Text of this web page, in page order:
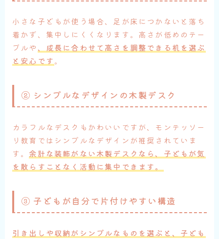
小さな子どもが使う場合、足が床につかないと落ち
着かず、集中しにくくなります。高さが低めのテー
ブルや、成長に合わせて高さを調整できる机を選ぶ
と安心です。
② シンプルなデザインの木製デスク
カラフルなデスクもかわいいですが、モンテッソー
リ教育ではシンプルなデザインが推奨されていま
す。 余計な装飾がない木製デスクなら、子どもが気
を散らすことなく活動に集中できます。
③ 子どもが自分で片付けやすい構造
引き出しや収納がシンプルなものを選ぶと、子ども